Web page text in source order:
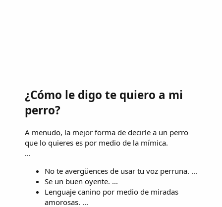
¿Cómo le digo te quiero a mi
perro?
A menudo, la mejor forma de decirle a un perro
que lo quieres es por medio de la mímica.
...
No te avergüences de usar tu voz perruna. ...
Se un buen oyente. ...
Lenguaje canino por medio de miradas
amorosas. ...